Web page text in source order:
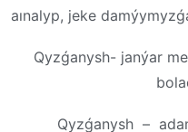
aınalyp, jeke
Qyzǵanysh- janýar
Qyzǵanysh – adam